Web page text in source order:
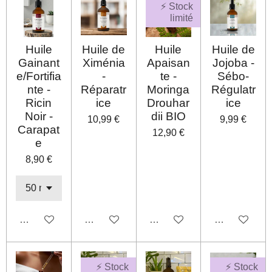
Huile
Gainant
e/Fortifia
nte -
Ricin
Noir -
Carapat
e
8,90 €
Désactivé
Huile de
Ximénia
-
Réparatr
ice
10,99 €
Désactivé
⚡ Stock
limité
Huile
Apaisan
te -
Moringa
Drouhar
dii BIO
12,90 €
Désactivé
Huile de
Jojoba -
Sébo-
Régulatr
ice
9,99 €
Désactivé
⚡ Stock ⚡ Stock